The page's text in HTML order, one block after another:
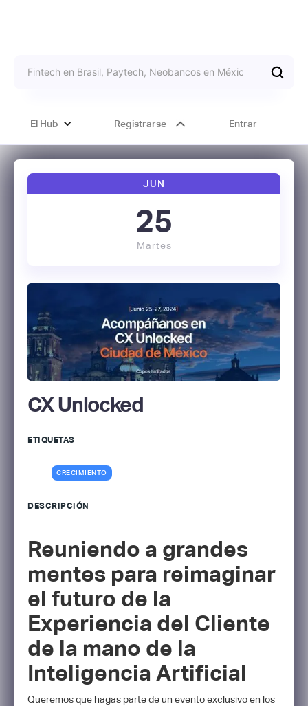
El Hub Registrarse Entrar
JUN
25
Martes
CX Unlocked
ETIQUETAS
CRECIMIENTO
DESCRIPCIÓN
Reuniendo a grandes
mentes para reimaginar
el futuro de la
Experiencia del Cliente
de la mano de la
Inteligencia Artificial
Queremos que hagas parte de un evento exclusivo en los